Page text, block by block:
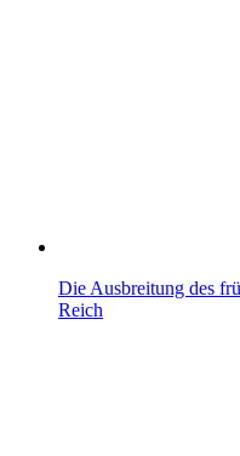
Die Ausbreitung des
Reich